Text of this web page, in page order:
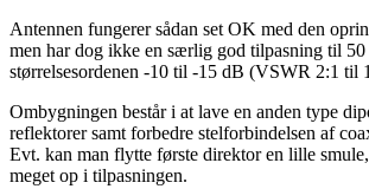
Antennen fungerer sådan set OK med den
men har dog ikke en særlig god tilpasning til
størrelsesordenen -10 til -15 dB (VSWR 2:1 til
Ombygningen består i at lave en anden type
reflektorer samt forbedre stelforbindelsen af
Evt. kan man flytte første direktor en lille
meget op i tilpasningen.